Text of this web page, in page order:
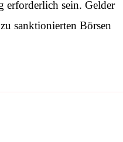
erforderlich sein. Gelder
sanktioniertenBörsen